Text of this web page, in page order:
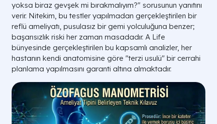
yoksa biraz gevşek mi bırakmalıyım?" sorusunun yanıtını
verir. Nitekim, bu testler yapılmadan gerçekleştirilen bir
reflü ameliyatı, pusulasız bir gemi yolculuğuna benzer;
başarısızlık riski her zaman masadadır. A Life
bünyesinde gerçekleştirilen bu kapsamlı analizler, her
hastanın kendi anatomisine göre "terzi usulü" bir cerrahi
planlama yapılmasını garanti altına almaktadır.